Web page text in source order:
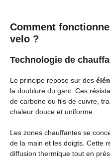
Comment
velo ?
Technologie de
Le principe repose sur des
la doublure du gant. Ces
de carbone ou fils de cuivre,
chaleur douce et uniforme.
Les zones chauffantes se
de la main et les doigts. Cette
diffusion thermique tout en